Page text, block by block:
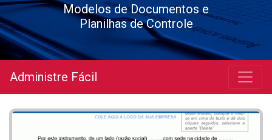
Modelos de Documentos e
Planilhas de Controle
Administre Fácil